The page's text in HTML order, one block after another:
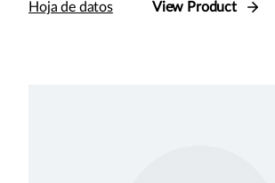
Hoja de datos View Product